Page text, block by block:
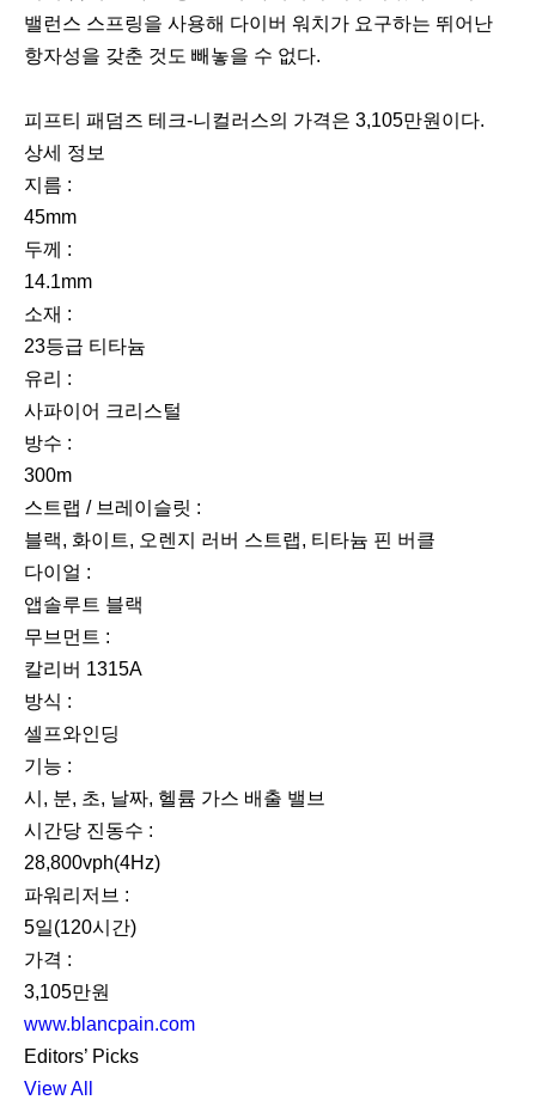
밸런스 스프링을 사용해 다이버 워치가 요구하는 뛰어난
항자성을 갖춘 것도 빼놓을 수 없다.
이
전
다
음
피프티 패덤즈 테크-니컬러스의 가격은 3,105만원이다.
상세 정보
지름 :
45mm
두께 :
14.1mm
소재 :
23등급 티타늄
유리 :
사파이어 크리스털
방수 :
300m
스트랩 / 브레이슬릿 :
블랙, 화이트, 오렌지 러버 스트랩, 티타늄 핀 버클
다이얼 :
앱솔루트 블랙
무브먼트 :
칼리버 1315A
방식 :
셀프와인딩
기능 :
시, 분, 초, 날짜, 헬륨 가스 배출 밸브
시간당 진동수 :
28,800vph(4Hz)
파워리저브 :
5일(120시간)
가격 :
3,105만원
www.blancpain.com
Editors’ Picks
View All